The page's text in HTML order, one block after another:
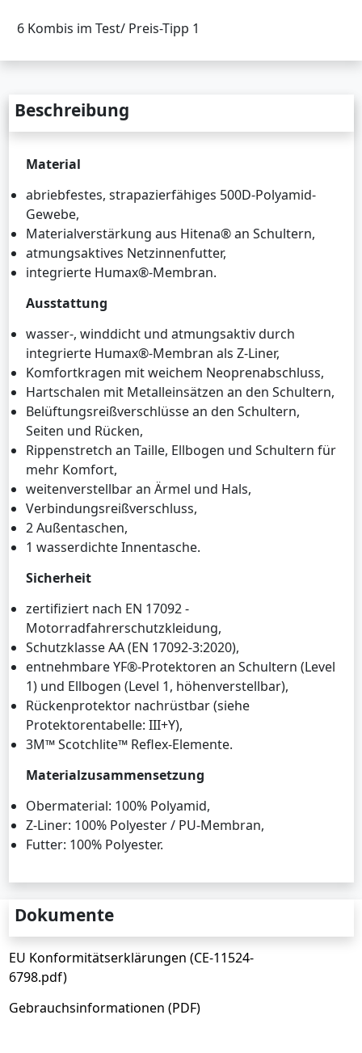
6 Kombis im Test/ Preis-Tipp 1
Beschreibung
Material
abriebfestes, strapazierfähiges 500D-Polyamid-
Gewebe,
Materialverstärkung aus Hitena® an Schultern,
atmungsaktives Netzinnenfutter,
integrierte Humax®-Membran.
Ausstattung
wasser-, winddicht und atmungsaktiv durch
integrierte Humax®-Membran als Z-Liner,
Komfortkragen mit weichem Neoprenabschluss,
Hartschalen mit Metalleinsätzen an den Schultern,
Belüftungsreißverschlüsse an den Schultern,
Seiten und Rücken,
Rippenstretch an Taille, Ellbogen und Schultern für
mehr Komfort,
weitenverstellbar an Ärmel und Hals,
Verbindungsreißverschluss,
2 Außentaschen,
1 wasserdichte Innentasche.
Sicherheit
zertifiziert nach EN 17092 -
Motorradfahrerschutzkleidung,
Schutzklasse AA (EN 17092-3:2020),
entnehmbare YF®-Protektoren an Schultern (Level
1) und Ellbogen (Level 1, höhenverstellbar),
Rückenprotektor nachrüstbar (siehe
Protektorentabelle: III+Y),
3M™ Scotchlite™ Reflex-Elemente.
Materialzusammensetzung
Obermaterial: 100% Polyamid,
Z-Liner: 100% Polyester / PU-Membran,
Futter: 100% Polyester.
Dokumente
EU Konformitätserklärungen (CE-11524-
6798.pdf)
Gebrauchsinformationen (PDF)